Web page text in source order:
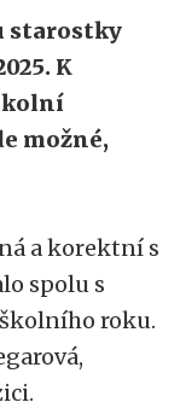
starostky
K
možné,
a korektní s
spolu s
roku.